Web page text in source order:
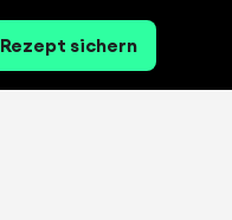
Rezept sichern